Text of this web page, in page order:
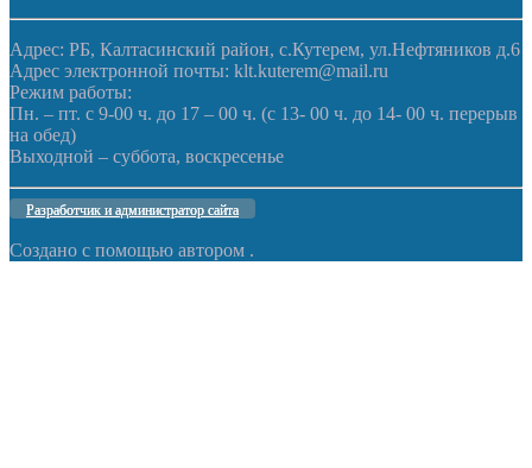
Адрес: РБ, Калтасинский район, с.Кутерем, ул.Нефтяников д.6
Адрес электронной почты: klt.kuterem@mail.ru
Режим работы:
Пн. – пт. с 9-00 ч. до 17 – 00 ч. (с 13- 00 ч. до 14- 00 ч. перерыв
на обед)
Выходной – суббота, воскресенье
Разработчик и администратор сайта
Создано с помощью автором .